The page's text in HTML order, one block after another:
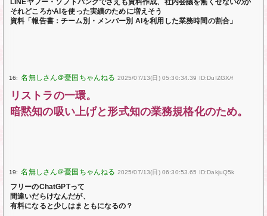
LINEヤフー・ソフトバンクでさえも資料作成、社内会議を無くせないのか
それどころかAIを使った実績のために増えそう
資料「報告書：チーム別・メンバー別 AIを利用した業務時間の割合」
16: 2025/07/13(日) 05:30:34.39 ID:DuIZGX/f
リストラの一環。
暗黙知の吸い上げと形式知の業務規格化のため。
19: 2025/07/13(日) 06:30:53.65 ID:DakjuQ5k
フリーのChatGPTって
間違いだらけなんだが、
有料になると少しはまともになるの？